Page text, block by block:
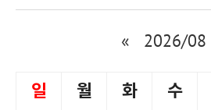
« 2026/08
일 월 화 수